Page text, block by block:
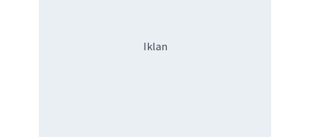
Iklan